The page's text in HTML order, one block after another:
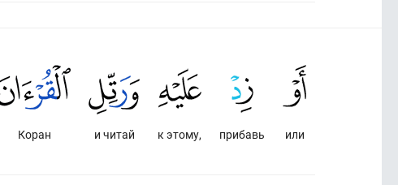
или
прибавь
к этому,
и читай
Коран